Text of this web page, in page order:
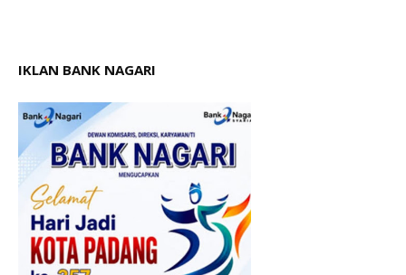
IKLAN BANK NAGARI